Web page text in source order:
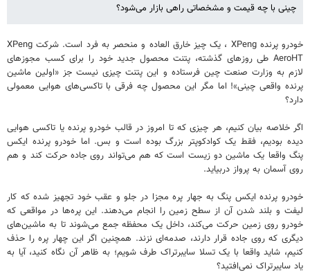
چینی با چه قیمت و مشخصاتی راهی بازار می‌شود؟
خودرو پرنده XPeng ، یک چیز خارق العاده و منحصر به فرد است. شرکت XPeng
AeroHT طی روزهای گذشته، پتنت محصول جدید خود را برای کسب مجوزهای
لازم به وزارت صنعت چین فرستاده و این پتنت چیزی نیست جز «اولین ماشین
پرنده واقعی چینی»! اما مگر این محصول چه فرقی با تاکسی‌های هوایی معمولی
دارد؟
اگر خلاصه بیان کنیم، هر چیزی که تا امروز در قالب خودرو پرنده یا تاکسی هوایی
دیده‌ بودیم، فقط یک کوادکوپتر بزرگ بوده است و بس. اما خودرو پرنده ایکس
پنگ واقعا یک ماشین دو زیست است که هم می‌تواند روی جاده حرکت کند و هم
روی آسمان به پرواز دربیاید.
خودرو پرنده ایکس پنگ به جهار پره مجزا در جلو و عقب خود تجهیز شده که کار
لیفت و بلند شدن آن از سطح زمین را انجام می‌دهند. این پره‌ها در مواقعی که
خودرو روی زمین حرکت می‌کند، داخل یک محفظه جمع می‌شوند تا به ماشین‌های
دیگری که روی جاده قرار دارند، صدمه‌ای نزند. همچنین اگر این چهار پره را حذف
کنیم، شاید واقعا با یک تسلا سایبرتراک طرف شویم؛ به ظاهر آن نگاه کنید، آیا به
یاد سایبرتراک نمی‌افتید؟